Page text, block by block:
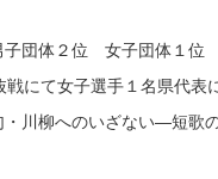
団体２位 女子団体１位
て女子選手１名県代表
川柳へのいざない―短歌